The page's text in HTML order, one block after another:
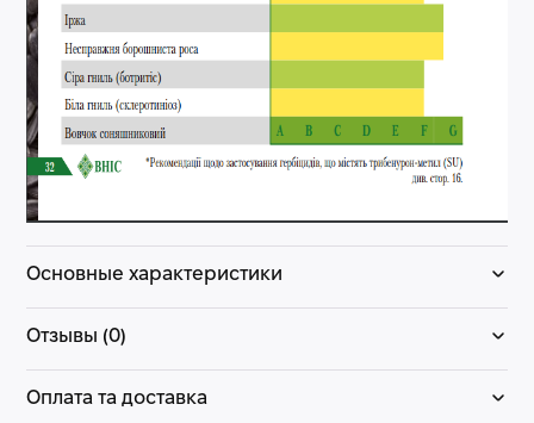
Основные характеристики
Отзывы (0)
Оплата та доставка